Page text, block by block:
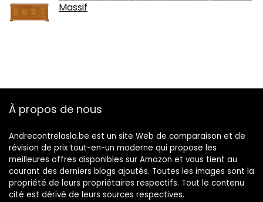
Massif
À propos de nous
Andrecontrelasla.be est un site Web de comparaison et de
révision de prix tout-en-un moderne qui propose les
meilleures offres disponibles sur Amazon et vous tient au
courant des derniers blogs ajoutés. Toutes les images sont la
propriété de leurs propriétaires respectifs. Tout le contenu
cité est dérivé de leurs sources respectives.